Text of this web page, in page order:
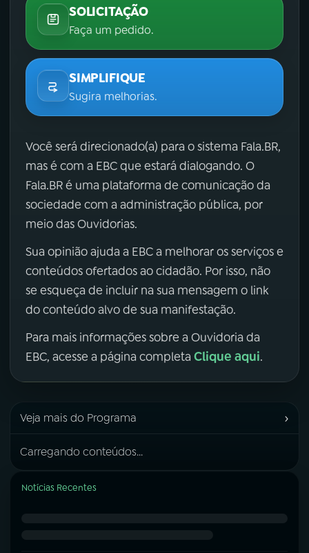
SOLICITAÇÃO
Faça um pedido.
SIMPLIFIQUE
Sugira melhorias.
Você será direcionado(a) para o sistema Fala.BR,
mas é com a EBC que estará dialogando. O
Fala.BR é uma plataforma de comunicação da
sociedade com a administração pública, por
meio das Ouvidorias.
Sua opinião ajuda a EBC a melhorar os serviços e
conteúdos ofertados ao cidadão. Por isso, não
se esqueça de incluir na sua mensagem o link
do conteúdo alvo de sua manifestação.
Para mais informações sobre a Ouvidoria da
EBC, acesse a página completa Clique aqui.
Veja mais do Programa ›
Carregando conteúdos...
Notícias Recentes